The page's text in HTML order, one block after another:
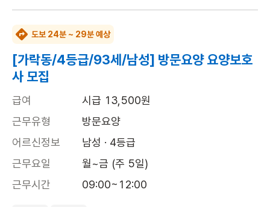
도보 24분 ~ 29분 예상
[가락동/4등급/93세/남성] 방문요양 요양보호
사 모집
급여
시급 13,500원
근무유형
방문요양
어르신정보
남성 · 4등급
근무요일
월~금 (주 5일)
근무시간
09:00~12:00